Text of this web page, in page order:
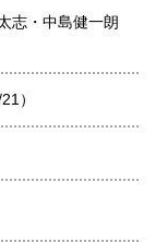
志・中島健一朗
）